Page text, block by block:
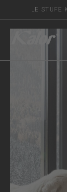
LE STUFE